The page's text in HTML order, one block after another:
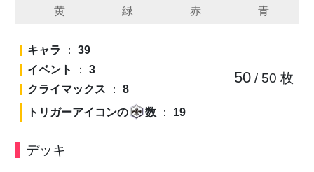
キャラ ： 39
イベント
： 3
クライマックス ： 8
トリガーアイコンの
数 ： 19
50/ 50 枚
デッキ